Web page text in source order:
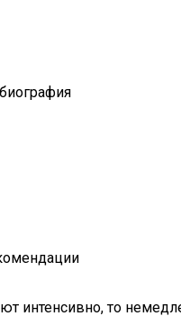
интенсивно, то